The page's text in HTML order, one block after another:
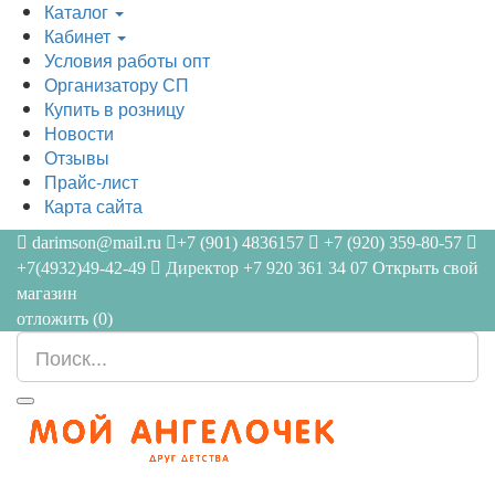
Каталог
Кабинет
Условия работы опт
Организатору СП
Купить в розницу
Новости
Отзывы
Прайс-лист
Карта сайта
darimson@mail.ru +7 (901) 4836157
+7 (920) 359-80-57
+7(4932)49-42-49
Директор +7 920 361 34 07 Открыть свой
магазин
отложить (0)